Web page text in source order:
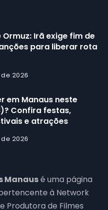
Ormuz: Irã exige fim de
para liberar rota
2026
em Manaus neste
Confira festas,
e atrações
2026
Manausé uma página
à Network
Produtora de Filmes